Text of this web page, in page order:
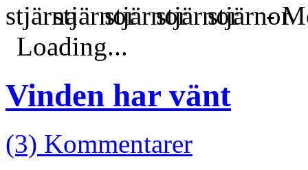
-
Loading...
Vinden har vänt
(3) Kommentarer